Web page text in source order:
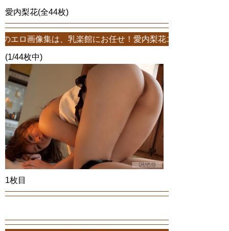
愛内梨花(全44枚)
は、乳楽館にお任せ！愛内梨花エロ画像が44枚！このサ
(1/44枚中)
1枚目